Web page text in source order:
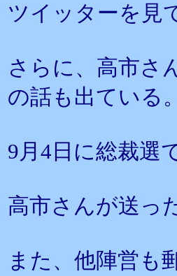
ツイッターを見
さらに、高市さ
の話も出ている。
9月4日に総裁選
高市さんが送っ
また、他陣営も